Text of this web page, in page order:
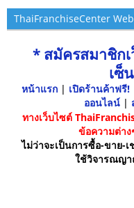
ThaiFranchiseCenter
* สมัครสมาชิก
เซ็
หน้าแรก | เปิดร้านค้าฟรี!
ออนไลน์ |
ทางเว็บไซต์
ข้อความต่าง
ไม่ว่าจะเป็นการซื้อ-ขาย-
ใช้วิจารณญา